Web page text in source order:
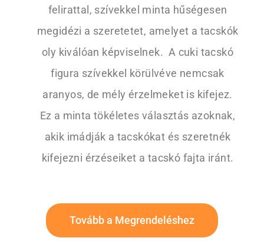
felirattal, szívekkel minta hűségesen
megidézi a szeretetet, amelyet a tacskók
oly kiválóan képviselnek. A cuki tacskó
figura szívekkel körülvéve nemcsak
aranyos, de mély érzelmeket is kifejez.
Ez a minta tökéletes választás azoknak,
akik imádják a tacskókat és szeretnék
kifejezni érzéseiket a tacskó fajta iránt.
Tovább a Megrendeléshez